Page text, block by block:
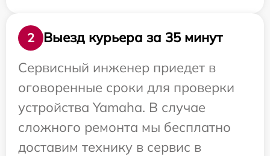
2
Выезд курьера за 35 минут
Сервисный инженер приедет в
оговоренные сроки для проверки
устройства Yamaha. В случае
сложного ремонта мы бесплатно
доставим технику в сервис в